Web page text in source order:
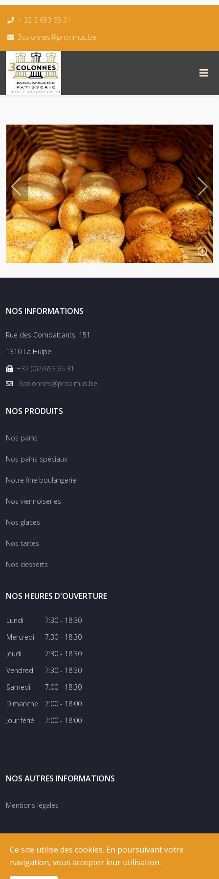
+ 32 2 653 65 31
3colonnes@proximus.be
NOS INFORMATIONS
Rue des Combattants, 151
1310 La Hulpe
+32 (0)2/653.65.31
3colonnes@proximus.be
NOS PRODUITS
Nos pains
Nos pains spéciaux
Notre fine boulangerie
Nos viennoiseries
Nos glaces
Nos tartes
Nos desserts
NOS HEURES D'OUVERTURE
Lundi
Mercredi
Jeudi
Vendredi
Samedi
Dimanche
Jour férié
7:30 - 18:30
7:30 - 18:30
7:30 - 18:30
7:30 - 18:30
7:00 - 18:30
7:00 - 18:00
7:00 - 18:00
NOS AUTRES INFORMATIONS
Mentions légales
Ce site utilise des cookies. En poursuivant votre
navigation, vous acceptez leur utilisation.